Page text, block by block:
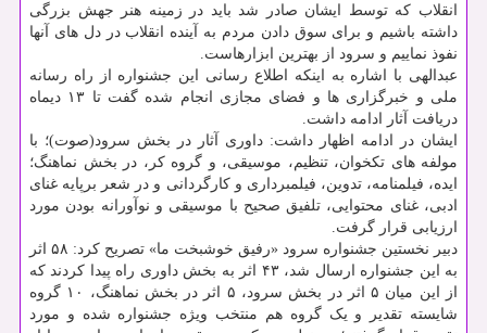
انقلاب که توسط ایشان صادر شد باید در زمینه هنر جهش بزرگی
داشته باشیم و برای سوق دادن مردم به آینده انقلاب در دل های آنها
نفوذ نماییم و سرود از بهترین ابزارهاست.
عبدالهی با اشاره به اینکه اطلاع رسانی این جشنواره از راه رسانه
ملی و خبرگزاری ها و فضای مجازی انجام شده گفت تا ۱۳ دیماه
دریافت آثار ادامه داشت.
ایشان در ادامه اظهار داشت: داوری آثار در بخش سرود(صوت)؛ با
مولفه های تکخوان، تنظیم، موسیقی، و گروه کر، در بخش نماهنگ؛
ایده، فیلمنامه، تدوین، فیلمبرداری و کارگردانی و در شعر برپایه غنای
ادبی، غنای محتوایی، تلفیق صحیح با موسیقی و نوآورانه بودن مورد
ارزیابی قرار گرفت.
دبیر نخستین جشنواره سرود «رفیق خوشبخت ما» تصریح کرد: ۵۸ اثر
به این جشنواره ارسال شد، ۴۳ اثر به بخش داوری راه پیدا کردند که
از این میان ۵ اثر در بخش سرود، ۵ اثر در بخش نماهنگ، ۱۰ گروه
شایسته تقدیر و یک گروه هم منتخب ویژه جشنواره شده و مورد